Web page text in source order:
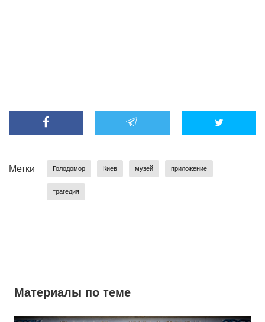
Метки Голодомор Киев музей приложение
трагедия
Материалы по теме